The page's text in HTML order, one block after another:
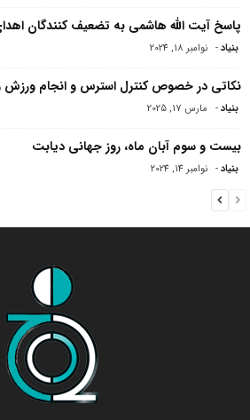
پاسخ آیت الله هاشمی به تضعیف کنندگان
بنیاد- نوامبر 18, 2024
نکاتی در خصوص کنترل استرس و انجام ورزش
بنیاد- مارس 17, 2025
بیست و سوم آبان ماه، روز جهانی دیابت
بنیاد- نوامبر 14, 2024